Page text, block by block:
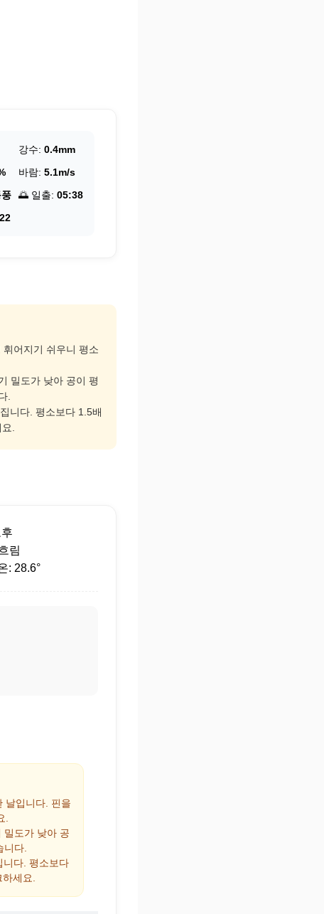
강수: 0.4mm
바람: 5.1m/s
🌅 일출: 05:38
어지기 쉬우니 평소
밀도가 낮아 공이 평
.
니다. 평소보다 1.5배
.
림
: 28.6°
날입니다. 핀을
.
밀도가 낮아 공
니다.
니다. 평소보다
하세요.